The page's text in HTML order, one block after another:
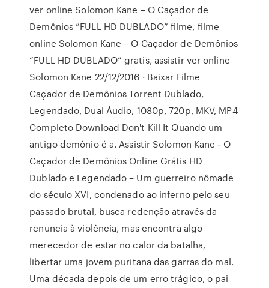
ver online Solomon Kane – O Caçador de
Demônios ”FULL HD DUBLADO” filme, filme
online Solomon Kane – O Caçador de Demônios
”FULL HD DUBLADO” gratis, assistir ver online
Solomon Kane 22/12/2016 · Baixar Filme
Caçador de Demônios Torrent Dublado,
Legendado, Dual Áudio, 1080p, 720p, MKV, MP4
Completo Download Don't Kill It Quando um
antigo demônio é a. Assistir Solomon Kane - O
Caçador de Demônios Online Grátis HD
Dublado e Legendado – Um guerreiro nômade
do século XVI, condenado ao inferno pelo seu
passado brutal, busca redenção através da
renuncia à violência, mas encontra algo
merecedor de estar no calor da batalha,
libertar uma jovem puritana das garras do mal.
Uma década depois de um erro trágico, o pai